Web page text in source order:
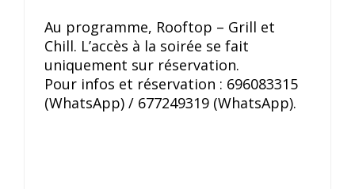
Au programme, Rooftop – Grill et
Chill. L’accès à la soirée se fait
uniquement sur réservation.
Pour infos et réservation : 696083315
(WhatsApp) / 677249319 (WhatsApp).